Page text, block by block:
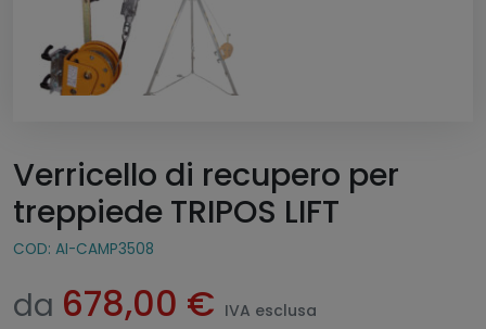
Verricello di recupero per
treppiede TRIPOS LIFT
COD: AI-CAMP3508
da 678,00 € IVA esclusa